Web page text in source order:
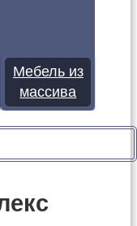
Мебель из
массива